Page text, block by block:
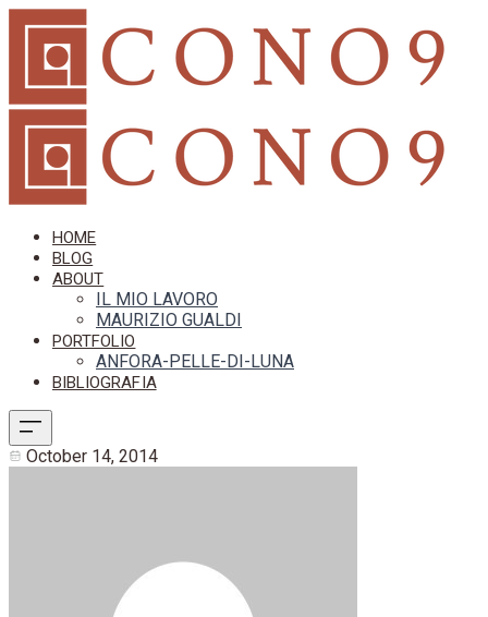
HOME
BLOG
ABOUT
IL MIO LAVORO
MAURIZIO GUALDI
PORTFOLIO
ANFORA-PELLE-DI-LUNA
BIBLIOGRAFIA
October 14, 2014